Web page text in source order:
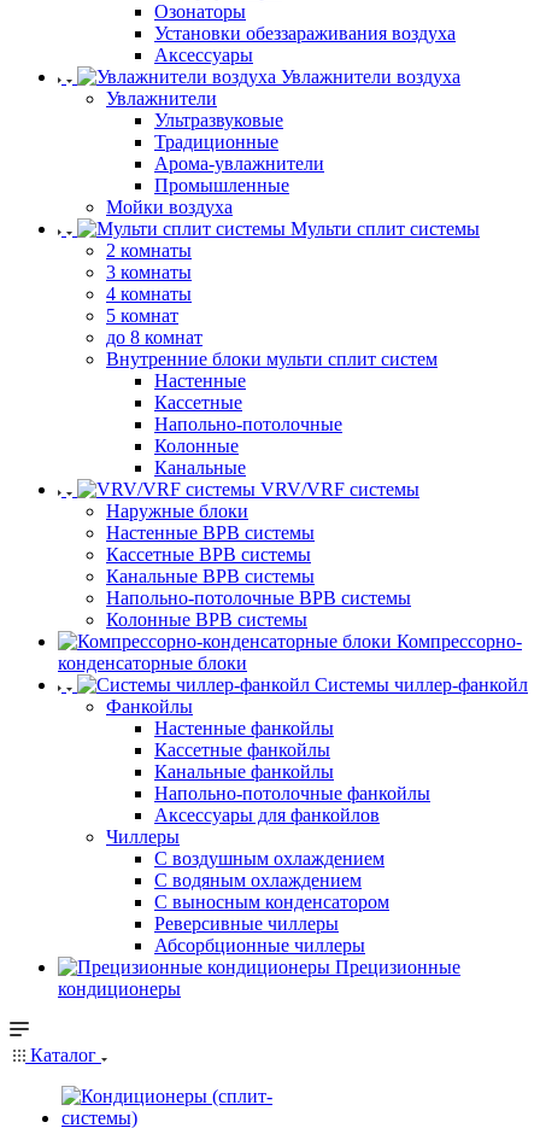
Озонаторы
Установки обеззараживания воздуха
Аксессуары
Увлажнители воздуха
Увлажнители
Ультразвуковые
Традиционные
Арома-увлажнители
Промышленные
Мойки воздуха
Мульти сплит системы
2 комнаты
3 комнаты
4 комнаты
5 комнат
до 8 комнат
Внутренние блоки мульти сплит систем
Настенные
Кассетные
Напольно-потолочные
Колонные
Канальные
VRV/VRF системы
Наружные блоки
Настенные ВРВ системы
Кассетные ВРВ системы
Канальные ВРВ системы
Напольно-потолочные ВРВ системы
Колонные ВРВ системы
Компрессорно-
конденсаторные блоки
Системы чиллер-фанкойл
Фанкойлы
Настенные фанкойлы
Кассетные фанкойлы
Канальные фанкойлы
Напольно-потолочные фанкойлы
Аксессуары для фанкойлов
Чиллеры
С воздушным охлаждением
С водяным охлаждением
С выносным конденсатором
Реверсивные чиллеры
Абсорбционные чиллеры
Прецизионные
кондиционеры
Каталог